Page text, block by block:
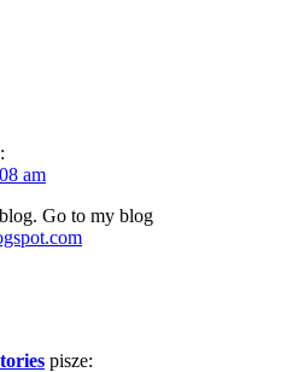
am
Go to my blog
pisze: